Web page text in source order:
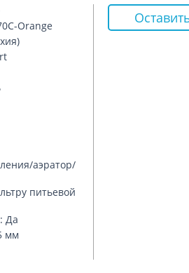
Orange
аэратор/
питьевой
Да
мм